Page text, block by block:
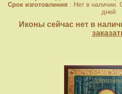
Срок изготовления : Нет в наличии.
дней
Иконы сейчас нет в